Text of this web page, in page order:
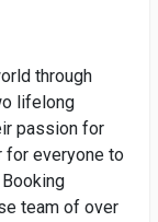
through
lifelong
passion for
for everyone to
team of over